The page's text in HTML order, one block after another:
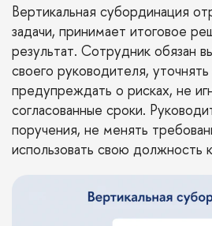
Вертикальная субординация
задачи, принимает итоговое
результат. Сотрудник обязан
своего руководителя,
предупреждать о рисках, не
согласованные сроки.
поручения, не менять
использовать свою должность